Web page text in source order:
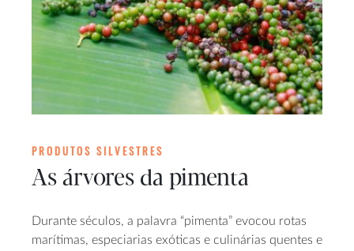
PRODUTOS SILVESTRES
As árvores da pimenta
Durante séculos, a palavra “pimenta” evocou rotas
marítimas, especiarias exóticas e culinárias quentes e